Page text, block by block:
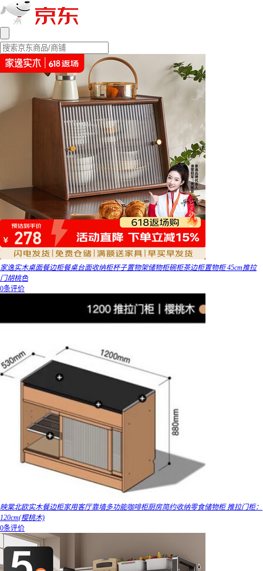
家逸实木桌面餐边柜餐桌台面收纳柜杯子置物架储物柜碗柜茶边柜置物柜 45cm推拉
门胡桃色
0条评价
映棠北欧实木餐边柜家用客厅靠墙多功能咖啡柜厨房简约收纳零食储物柜 推拉门柜：
120cm(樱桃木)
0条评价